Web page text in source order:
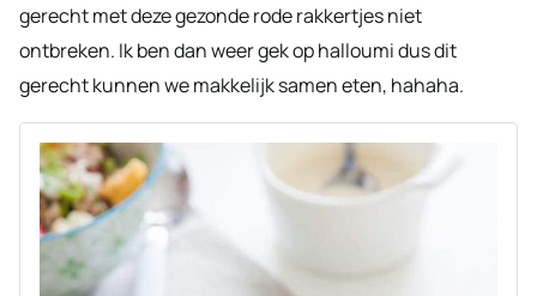
gerecht met deze gezonde rode rakkertjes niet
ontbreken. Ik ben dan weer gek op halloumi dus dit
gerecht kunnen we makkelijk samen eten, hahaha.